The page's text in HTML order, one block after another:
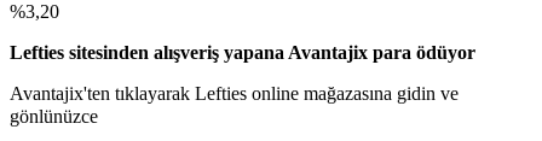
%3,20
Lefties sitesinden alışveriş yapana Avantajix para ödüyor
Avantajix'ten tıklayarak Lefties online mağazasına gidin ve
gönlünüzce